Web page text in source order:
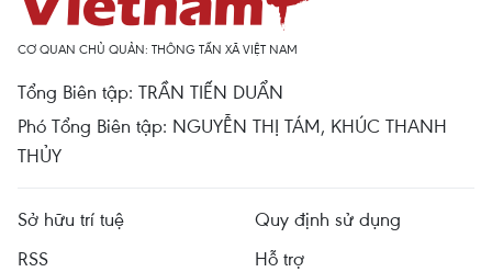
CƠ QUAN CHỦ QUẢN: THÔNG TẤN XÃ VIỆT NAM
Tổng Biên tập: TRẦN TIẾN DUẨN
Phó Tổng Biên tập: NGUYỄN THỊ TÁM, KHÚC THANH
THỦY
Sở hữu trí tuệ
Quy định sử dụng
RSS
Hỗ trợ